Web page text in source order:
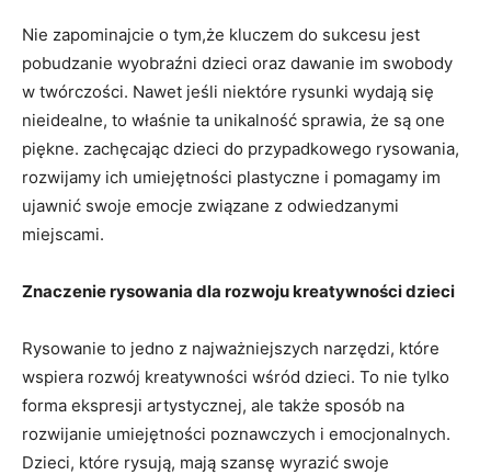
Nie zapominajcie o tym,że kluczem do sukcesu jest
pobudzanie wyobraźni dzieci oraz dawanie ⁣im ​swobody
w twórczości. Nawet jeśli​ niektóre rysunki wydają się
nieidealne, to właśnie ta unikalność sprawia, że są one
piękne. zachęcając dzieci do przypadkowego rysowania,
rozwijamy ⁤ich umiejętności plastyczne ‌i pomagamy⁢ im
ujawnić swoje emocje związane z odwiedzanymi
miejscami.
Znaczenie rysowania dla ​rozwoju kreatywności dzieci
Rysowanie ⁣to ⁣jedno‍ z najważniejszych⁤ narzędzi, które
wspiera​ rozwój ‌kreatywności wśród dzieci. To‍ nie tylko
forma ekspresji artystycznej, ale także sposób ‍na
rozwijanie ⁣umiejętności poznawczych i ⁢emocjonalnych.
Dzieci, ⁣które rysują, ⁤mają​ szansę wyrazić swoje